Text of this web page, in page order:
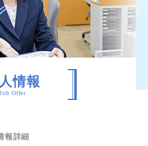
情報
Job Offer
報詳細